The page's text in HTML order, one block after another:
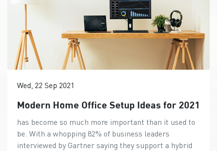
Wed, 22 Sep 2021
Modern Home Office Setup Ideas for 2021
has become so much more important than it used to
be. With a whopping 82% of business leaders
interviewed by Gartner saying they support a hybrid